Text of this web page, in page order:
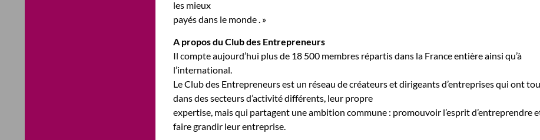
les mieux
payés dans le monde . »
A propos du Club des Entrepreneurs
Il compte aujourd’hui plus de 18 500 membres répartis dans la France entière ainsi qu’à
l’international.
Le Club des Entrepreneurs est un réseau de créateurs et dirigeants d’entreprises qui ont
dans des secteurs d’activité différents, leur propre
expertise, mais qui partagent une ambition commune : promouvoir l’esprit d’entreprendre
faire grandir leur entreprise.